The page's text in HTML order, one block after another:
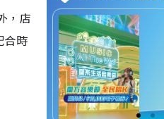
，店
合時